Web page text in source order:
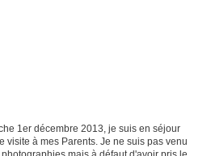
1er décembre 2013, je suis en séjour
visite à mes Parents. Je ne suis pas venu